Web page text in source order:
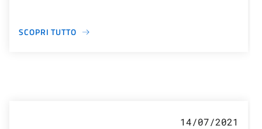
SCOPRI TUTTO
14/07/2021